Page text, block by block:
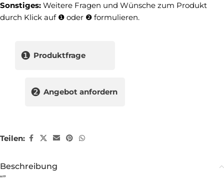
Sonstiges: Weitere Fragen und Wünsche zum Produkt
durch Klick auf ❶ oder ❷ formulieren.
❶ Produktfrage
❷ Angebot anfordern
Teilen:
Beschreibung
“”